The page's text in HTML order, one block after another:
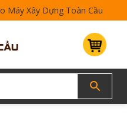
Máy Xây Dựng Toàn Cầu